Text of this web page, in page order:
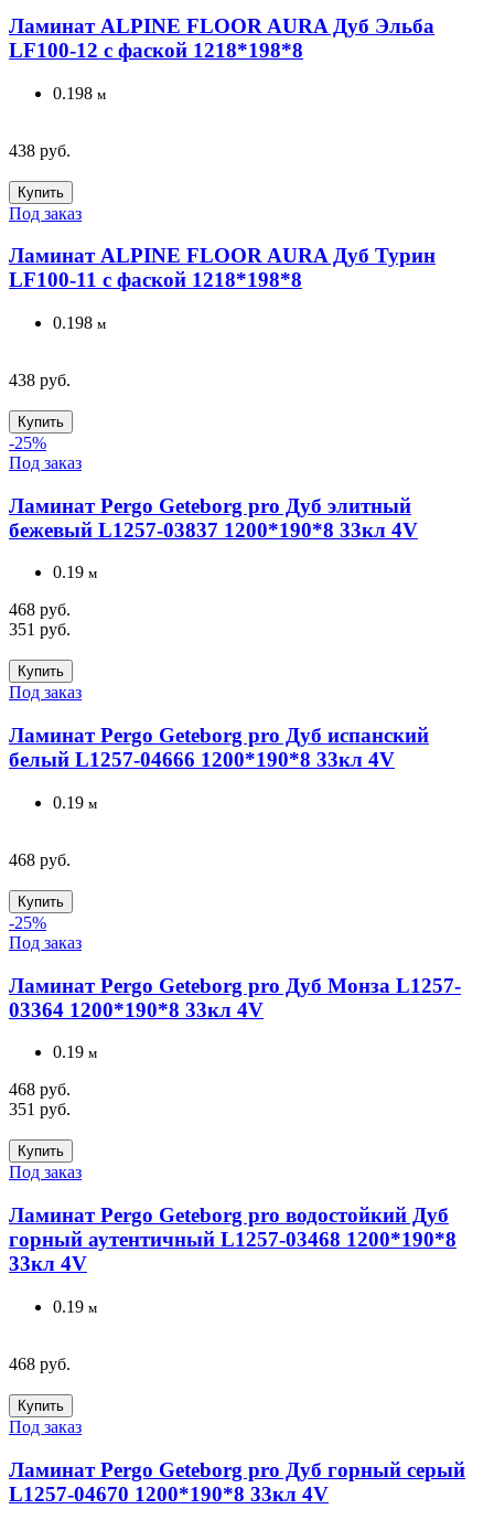
Ламинат ALPINE FLOOR AURA Дуб Эльба
LF100-12 с фаской 1218*198*8
0.198 м
438 руб.
Купить
Под заказ
Ламинат ALPINE FLOOR AURA Дуб Турин
LF100-11 с фаской 1218*198*8
0.198 м
438 руб.
Купить
-25%
Под заказ
Ламинат Pergo Geteborg pro Дуб элитный
бежевый L1257-03837 1200*190*8 33кл 4V
0.19 м
468 руб.
351 руб.
Купить
Под заказ
Ламинат Pergo Geteborg pro Дуб испанский
белый L1257-04666 1200*190*8 33кл 4V
0.19 м
468 руб.
Купить
-25%
Под заказ
Ламинат Pergo Geteborg pro Дуб Монза L1257-
03364 1200*190*8 33кл 4V
0.19 м
468 руб.
351 руб.
Купить
Под заказ
Ламинат Pergo Geteborg pro водостойкий Дуб
горный аутентичный L1257-03468 1200*190*8
33кл 4V
0.19 м
468 руб.
Купить
Под заказ
Ламинат Pergo Geteborg pro Дуб горный серый
L1257-04670 1200*190*8 33кл 4V